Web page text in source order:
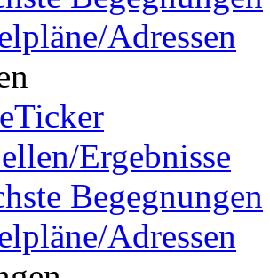
Adressen
Ergebnisse
Begegnungen
Adressen